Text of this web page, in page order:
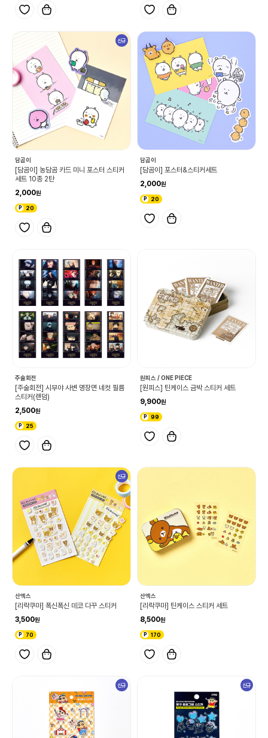
신규
담곰이
[담곰이] 농담곰 카드 미니 포스터 스티커
세트 10종 2탄
2,000
20
담곰이
[담곰이] 포스터&스티커세트
2,000
20
주술회전
[주술회전] 시부야 사변 명장면 네컷 필름
스티커(랜덤)
2,500
25
원피스 / ONE PIECE
[원피스] 틴케이스 금박 스티커 세트
9,900
99
신규
산엑스
[리락쿠마] 폭신폭신 데코 다꾸 스티커
3,500
70
산엑스
[리락쿠마] 틴케이스 스티커 세트
8,500
170
신규 신규